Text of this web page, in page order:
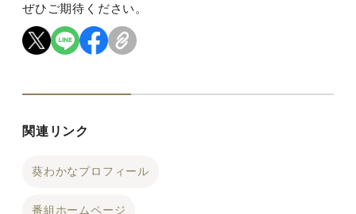
ぜひご期待ください。
関連リンク
葵わかなプロフィール
番組ホームページ